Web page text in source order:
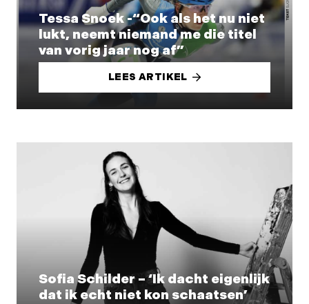
Tessa Snoek -“Ook als het nu niet
lukt, neemt niemand me die titel
van vorig jaar nog af”
LEES ARTIKEL
Sofia Schilder – ‘Ik dacht eigenlijk
dat ik echt niet kon schaatsen’